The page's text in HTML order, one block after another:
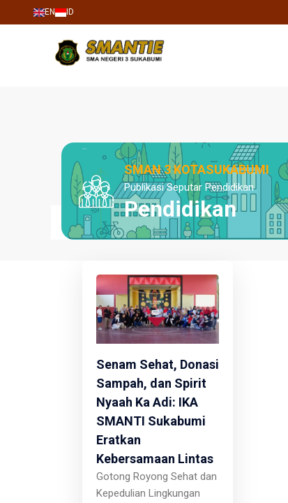
EN ID
SMAN 3 KOTASUKABUMI
Publikasi Seputar Pendidikan
Pendidikan
Senam Sehat, Donasi
Sampah, dan Spirit
Nyaah Ka Adi: IKA
SMANTI Sukabumi
Eratkan
Kebersamaan Lintas
Gotong Royong Sehat dan
Kepedulian Lingkungan